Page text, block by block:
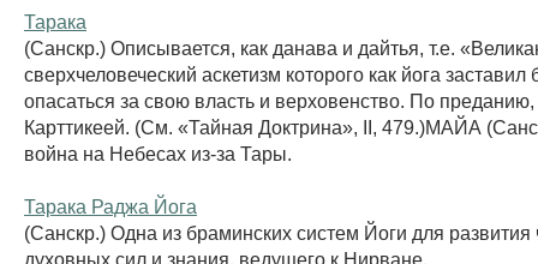
Тарака
(Санскр.) Описывается, как данава и дайтья, т.е.
сверхчеловеческий аскетизм которого как йога заставил
опасаться за свою власть и верховенство. По
Карттикеей. (См. «Тайная Доктрина», II, 479.)МАЙА
война на Небесах из-за Тары.
Тарака Раджа Йога
(Санскр.) Одна из браминских систем Йоги для развития
духовных сил и знания, ведущего к Нирване.